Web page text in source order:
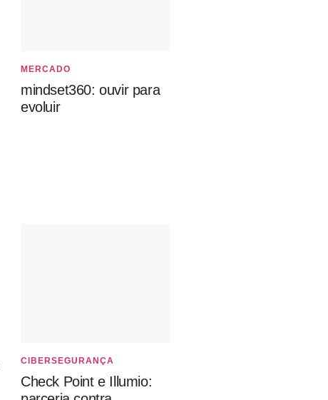
MERCADO
mindset360: ouvir para
evoluir
CIBERSEGURANÇA
Check Point e Illumio: